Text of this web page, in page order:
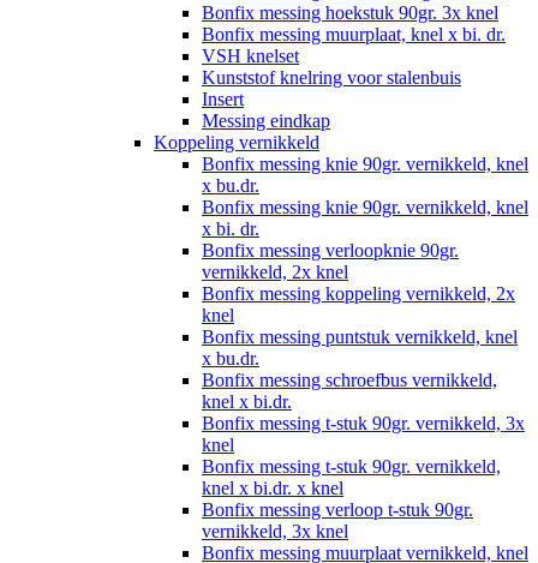
Bonfix messing hoekstuk 90gr. 3x knel
Bonfix messing muurplaat, knel x bi. dr.
VSH knelset
Kunststof knelring voor stalenbuis
Insert
Messing eindkap
Koppeling vernikkeld
Bonfix messing knie 90gr. vernikkeld, knel
x bu.dr.
Bonfix messing knie 90gr. vernikkeld, knel
x bi. dr.
Bonfix messing verloopknie 90gr.
vernikkeld, 2x knel
Bonfix messing koppeling vernikkeld, 2x
knel
Bonfix messing puntstuk vernikkeld, knel
x bu.dr.
Bonfix messing schroefbus vernikkeld,
knel x bi.dr.
Bonfix messing t-stuk 90gr. vernikkeld, 3x
knel
Bonfix messing t-stuk 90gr. vernikkeld,
knel x bi.dr. x knel
Bonfix messing verloop t-stuk 90gr.
vernikkeld, 3x knel
Bonfix messing muurplaat vernikkeld, knel